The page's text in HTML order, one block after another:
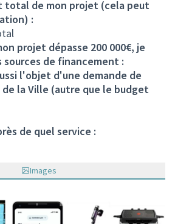
total de mon projet (cela peut
:
projet dépasse 200 000€, je
sources de financement :
l'objet d'une demande de
la Ville (autre que le budget
de quel service :
Images